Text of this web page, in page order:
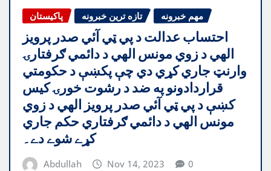
پاکیستان تازه ترین خبرونه مهم خبرونه
احتساب عدالت د پي ټي آئي صدر پرويز
الهي د زوي مونس الهي د دائمي ګرفتارۍ
وارنټ جاري کړي دي چې پکښې د حکومتي
قراردادونو په ضد د رشوت خورۍ کيس
کښې د پي ټي آئي صدر پرويز الهي د زوي
مونس الهي د دائمي ګرفتاري حکم جاري
کړے شوے دے۔
Abdullah Nov 14, 2023 0